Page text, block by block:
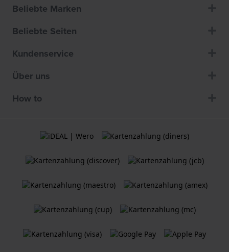
Beliebte Marken
Beliebte Seiten
Kundenservice
Über uns
How to